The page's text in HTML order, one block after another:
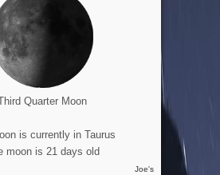
Quarter Moon
is currently in Taurus
moon is 21 days old
Joe's